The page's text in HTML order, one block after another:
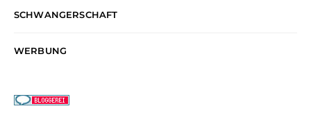
SCHWANGERSCHAFT
WERBUNG